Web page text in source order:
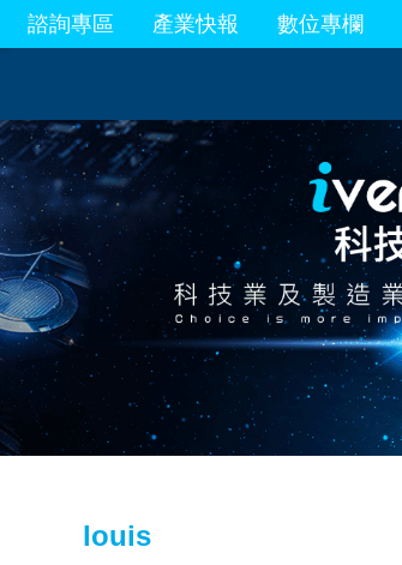
諮詢專區 產業快報 數位專欄
louis